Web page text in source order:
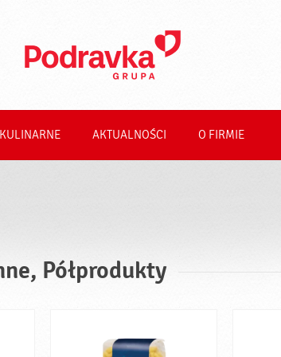
AKTUALNOŚCI O FIRMIE
Półprodukty